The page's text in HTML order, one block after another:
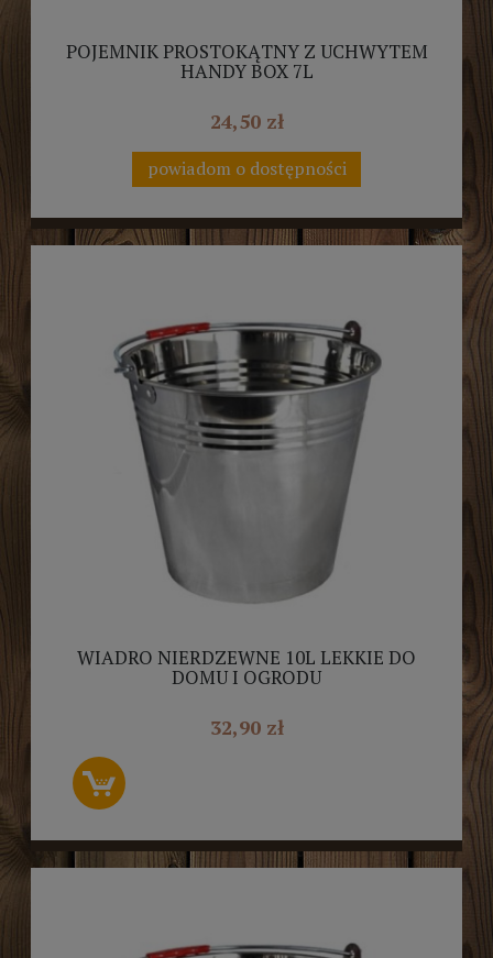
POJEMNIK PROSTOKĄTNY Z UCHWYTEM
HANDY BOX 7L
24,50 zł
powiadom o dostępności
WIADRO NIERDZEWNE 10L LEKKIE DO
DOMU I OGRODU
32,90 zł